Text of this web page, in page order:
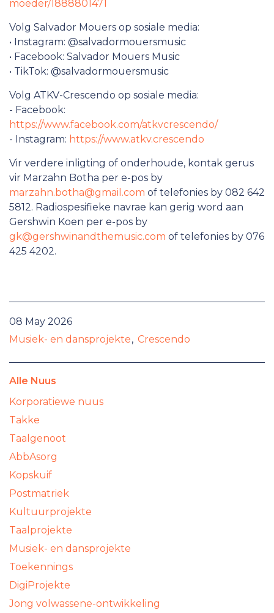
moeder/1888801471
Volg Salvador Mouers op sosiale media:
• Instagram: @salvadormouersmusic
• Facebook: Salvador Mouers Music
• TikTok: @salvadormouersmusic
Volg ATKV-Crescendo op sosiale media:
- Facebook:
https://www.facebook.com/atkvcrescendo/
- Instagram: https://www.atkv.crescendo
Vir verdere inligting of onderhoude, kontak gerus
vir Marzahn Botha per e-pos by
marzahn.botha@gmail.com of telefonies by 082 642
5812. Radiospesifieke navrae kan gerig word aan
Gershwin Koen per e-pos by
gk@gershwinandthemusic.com of telefonies by 076
425 4202.
08 May 2026
Musiek- en dansprojekte
Crescendo
Alle Nuus
Korporatiewe nuus
Takke
Taalgenoot
AbbAsorg
Kopskuif
Postmatriek
Kultuurprojekte
Taalprojekte
Musiek- en dansprojekte
Toekennings
DigiProjekte
Jong volwassene-ontwikkeling